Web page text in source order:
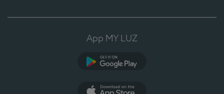
App MY LUZ